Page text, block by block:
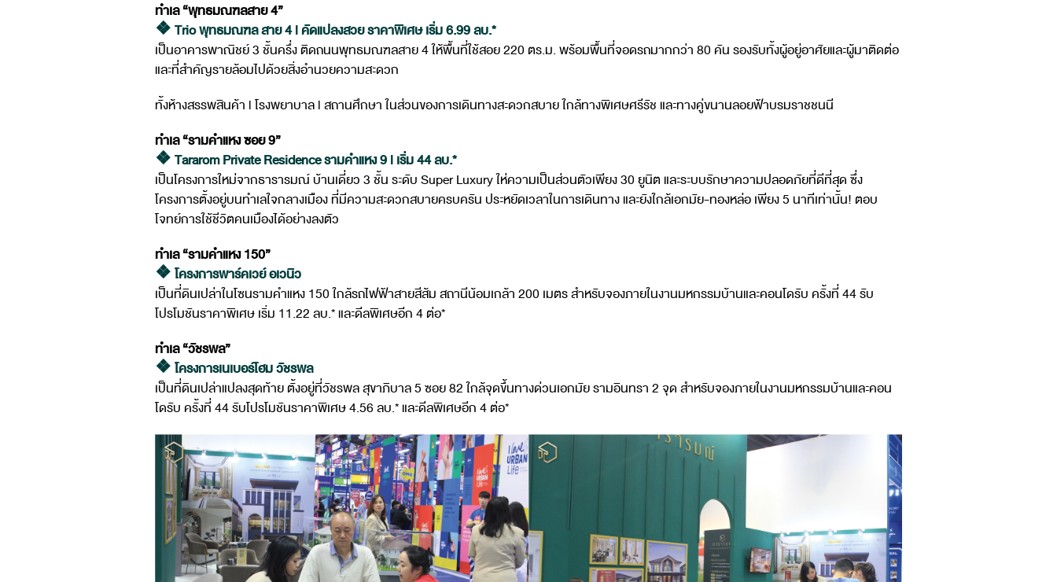
ทำเล “พุทธมณฑลสาย 4”
❖ Trio พุทธมณฑล สาย 4 l คัดแปลงสวย ราคาพิเศษ เริ่ม 6.99 ลบ.*
เป็นอาคารพาณิชย์ 3 ชั้นครึ่ง ติดถนนพุทธมณฑลสาย 4 ให้พื้นที่ใช้สอย 220 ตร.ม. พร้อมพื้นที่จอดรถมากกว่า 80 คัน รองรับทั้งผู้อยู่อาศัยและผู้มาติดต่อ
และที่สำคัญรายล้อมไปด้วยสิ่งอำนวยความสะดวก
ทั้งห้างสรรพสินค้า l โรงพยาบาล l สถานศึกษา ในส่วนของการเดินทางสะดวกสบาย ใกล้ทางพิเศษศรีรัช และทางคู่ขนานลอยฟ้าบรมราชชนนี
ทำเล “รามคำแหง ซอย 9”
❖ Tararom Private Residence รามคำแหง 9 l เริ่ม 44 ลบ.*
เป็นโครงการใหม่จากธารารมณ์ บ้านเดี่ยว 3 ชั้น ระดับ Super Luxury ให่ความเป็นส่วนตัวเพียง 30 ยูนิต และระบบรักษาความปลอดภัยที่ดีที่สุด ซึ่ง
โครงการตั้งอยู่บนทำเลใจกลางเมือง ที่มีความสะดวกสบายครบครัน ประหยัดเวลาในการเดินทาง และยังใกล้เอกมัย-ทองหล่อ เพียง 5 นาทีเท่านั้น! ตอบ
โจทย์การใช้ชีวิตคนเมืองได้อย่างลงตัว
ทำเล “รามคำแหง 150”
❖ โครงการพาร์คเวย์ อเวนิว
เป็นที่ดินเปล่าในโซนรามคำแหง 150 ใกล้รถไฟฟ้าสายสีส้ม สถานีน้อมเกล้า 200 เมตร สำหรับจองภายในงานมหกรรมบ้านและคอนโดรับ ครั้งที่ 44 รับ
โปรโมชันราคาพิเศษ เริ่ม 11.22 ลบ.* และดีลพิเศษอีก 4 ต่อ*
ทำเล “วัชรพล”
❖ โครงการเนเบอร์โฮม วัชรพล
เป็นที่ดินเปล่าแปลงสุดท้าย ตั้งอยู่ที่วัชรพล สุขาภิบาล 5 ซอย 82 ใกล้จุดขึ้นทางด่วนเอกมัย รามอินทรา 2 จุด สำหรับจองภายในงานมหกรรมบ้านและคอน
โดรับ ครั้งที่ 44 รับโปรโมชันราคาพิเศษ 4.56 ลบ.* และดีลพิเศษอีก 4 ต่อ*